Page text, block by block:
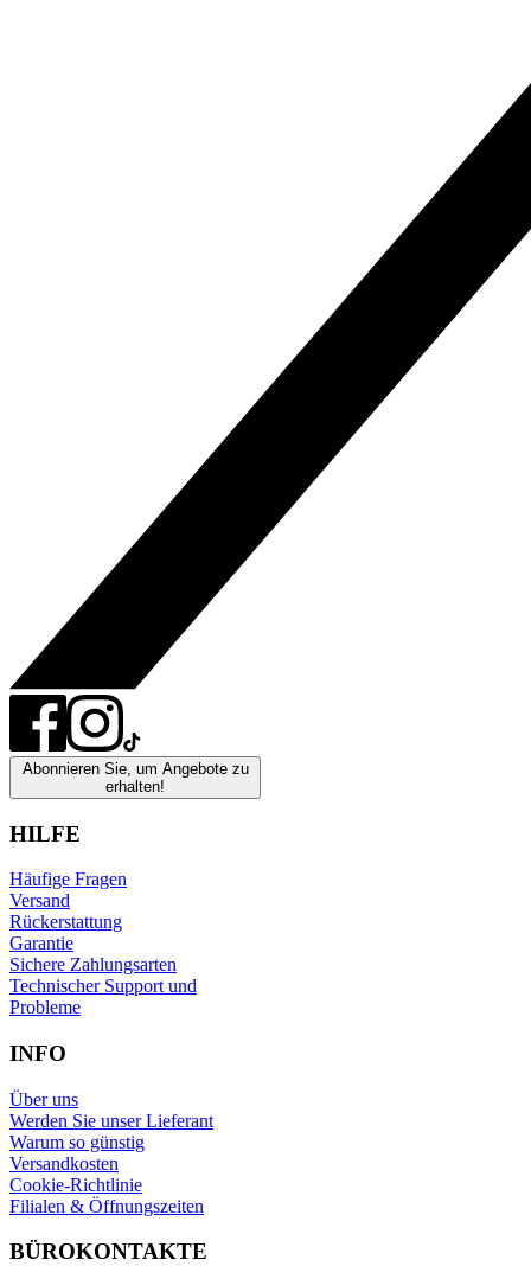
Abonnieren Sie, um Angebote zu
erhalten!
HILFE
Häufige Fragen
Versand
Rückerstattung
Garantie
Sichere Zahlungsarten
Technischer Support und
Probleme
INFO
Über uns
Werden Sie unser Lieferant
Warum so günstig
Versandkosten
Cookie-Richtlinie
Filialen & Öffnungszeiten
BÜROKONTAKTE